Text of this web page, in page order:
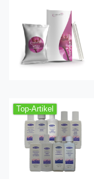
Top-Artikel